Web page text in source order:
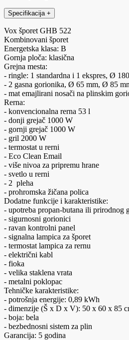
Specifikacija +
Vox šporet GHB 522
Kombinovani šporet
Energetska klasa: B
Gornja ploča: klasična
Grejna mesta:
- ringle: 1 standardna i 1 ekspres, Ø
- 2 gasna gorionika, Ø 65 mm, Ø 85
- mat emajlirani nosači na plinskim
Rerna:
- konvencionalna rerna 53 l
- donji grejač 1000 W
- gornji grejač 1000 W
- gril 2000 W
- termostat u rerni
- Eco Clean Email
- više nivoa za pripremu hrane
- svetlo u rerni
- 2 pleha
- prohromska žičana polica
Dodatne funkcije i karakteristike:
- upotreba propan-butana ili prirodnog
- sigurnosni gorionici
- ravan kontrolni panel
- signalna lampica za šporet
- termostat lampica za rernu
- električni kabl
- fioka
- velika staklena vrata
- metalni poklopac
Tehničke karakteristike:
- potrošnja energije: 0,89 kWh
- dimenzije (Š x D x V): 50 x 60 x 85
- boja: bela
- bezbednosni sistem za plin
Garancija: 5 godina